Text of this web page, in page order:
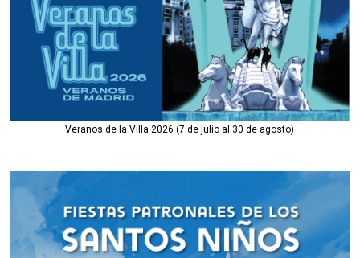
Veranos de la Villa 2026 (7 de julio al 30 de agosto)